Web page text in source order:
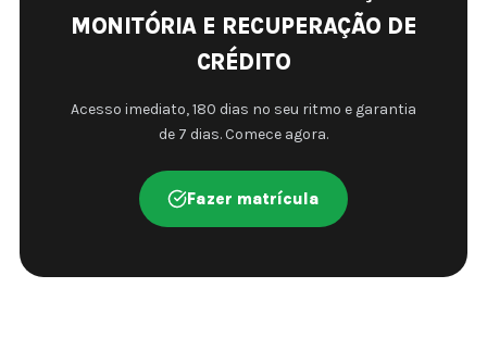
MONITÓRIA E RECUPERAÇÃO DE
CRÉDITO
Acesso imediato, 180 dias no seu ritmo e garantia
de 7 dias. Comece agora.
Fazer matrícula